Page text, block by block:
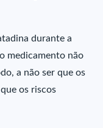
durante a
medicamento não
a não ser que os
os riscos